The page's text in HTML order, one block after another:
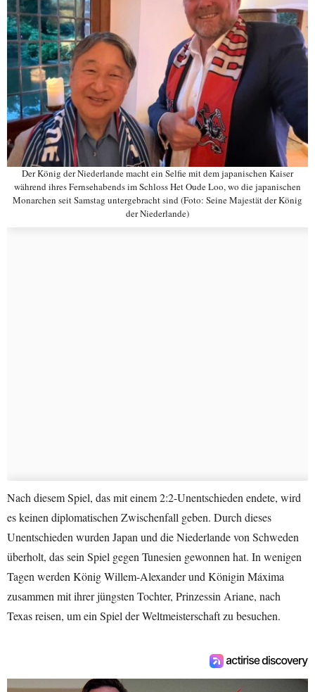
Der König der Niederlande macht ein Selfie mit dem japanischen Kaiser
während ihres Fernsehabends im Schloss Het Oude Loo, wo die japanischen
Monarchen seit Samstag untergebracht sind (Foto: Seine Majestät der König
der Niederlande)
Nach diesem Spiel, das mit einem 2:2-Unentschieden endete, wird
es keinen diplomatischen Zwischenfall geben. Durch dieses
Unentschieden wurden Japan und die Niederlande von Schweden
überholt, das sein Spiel gegen Tunesien gewonnen hat. In wenigen
Tagen werden König Willem-Alexander und Königin Máxima
zusammen mit ihrer jüngsten Tochter, Prinzessin Ariane, nach
Texas reisen, um ein Spiel der Weltmeisterschaft zu besuchen.